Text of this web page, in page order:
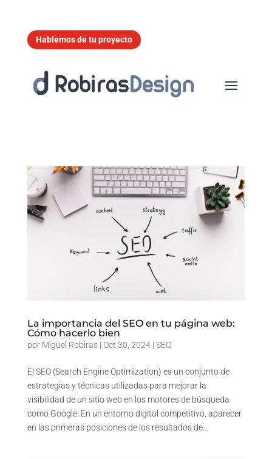
Hablemos de tu proyecto
La importancia del SEO en tu página web:
Cómo hacerlo bien
por Miguel Robiras| Oct 30, 2024| SEO
El SEO (Search Engine Optimization) es un conjunto de
estrategias y técnicas utilizadas para mejorar la
visibilidad de un sitio web en los motores de búsqueda
como Google. En un entorno digital competitivo, aparecer
en las primeras posiciones de los resultados de...